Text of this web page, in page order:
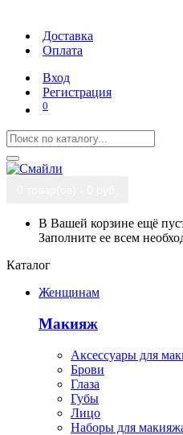
Доставка
Оплата
Вход
Регистрация
0
В Вашей корзине ещё
Заполните ее всем
Каталог
Женщинам
Макияж
Аксессуары для
Брови
Глаза
Губы
Лицо
Наборы для